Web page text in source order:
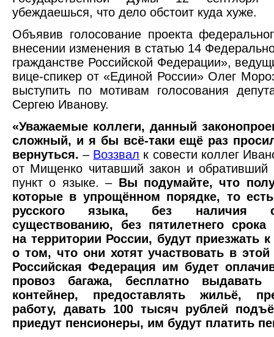
убеждаешься, что дело обстоит куда хуже.
Объявив голосование проекта
внесении изменения в статью 14
гражданстве Российской Федерации»,
вице-спикер от «Единой России» Олег
выступить по мотивам голосования
Сергею Иванову.
«Уважаемые коллеги, данный
сложный, и я бы всё-таки ещё раз
вернуться.– Воззвал к совести коллег
от Мищенко читавший закон и обративший
пункт о языке. – Вы подумайте, что
которые в упрощённом порядке, то
русского языка, без наличия
существованию, без пятилетнего срока
на территории России, будут приезжать
о том, что они хотят участвовать в
Российская Федерация им будет
провоз багажа, бесплатно выдавать
контейнер, предоставлять жильё,
работу, давать 100 тысяч рублей
приедут пенсионеры, им будут платить